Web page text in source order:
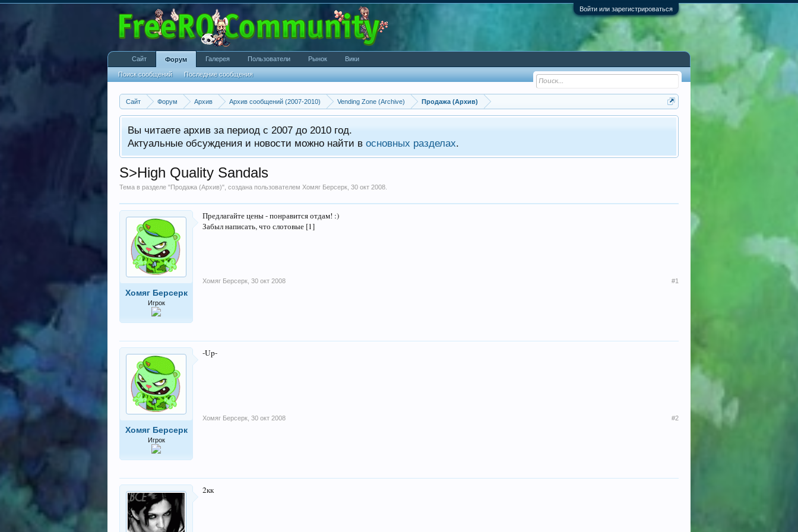
Войти или зарегистрироваться
Сайт Форум Архив Архив сообщений (2007-2010) Vending Zone (Archive) Продажа (Архив)
Вы читаете архив за период с 2007 до 2010 год.
Актуальные обсуждения и новости можно найти в основных разделах.
S>High Quality Sandals
Тема в разделе "Продажа (Архив)", создана пользователем Хомяг Берсерк 30 окт 2008
Хомяг Берсерк
Игрок
Предлагайте цены - понравится отдам! :)
Забыл написать, что слотовые [1]
Хомяг Берсерк 30 окт 2008 #1
Хомяг Берсерк
Игрок
-Up-
Хомяг Берсерк 30 окт 2008 #2
2кк
Сайт Форум
Поиск сообщений Последние сообщения
Галерея Пользователи Рынок Вики